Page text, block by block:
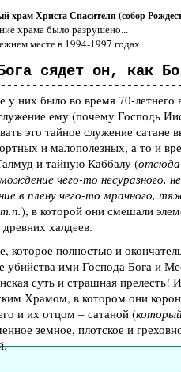
храм Христа Спасителя (собор
храма было разрушено...
месте в 1994-1997 годах.
сядет он, как
у них было во время 70-летнего
ему (почему Господь
это тайное служение
и малополезных, а то и
и тайную Каббалу (отсюда
чего-то несуразного,
в плену чего-то мрачного,
), в которой они смешали
халдеев.
которое полностью и
убийства ими Господа Бога и
суть и страшная
Храмом, в котором они
и их отцом – сатаной (
земное, плотское и